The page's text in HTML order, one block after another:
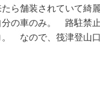
ら舗装されていて
の車のみ。 路駐禁
なので、筏津登山